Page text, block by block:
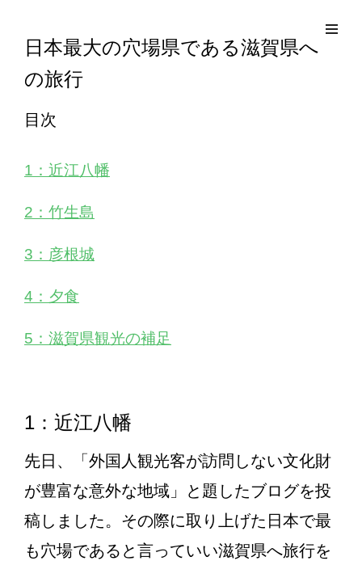
EDO KAGURA
Authentic Traditional Cultural Experiences
日本最大の穴場県である滋賀県へ
の旅行
目次
1：近江八幡
2：竹生島
3：彦根城
4：夕食
5：滋賀県観光の補足
1：近江八幡
先日、「外国人観光客が訪問しない文化財
が豊富な意外な地域」と題したブログを投
稿しました。その際に取り上げた日本で最
も穴場であると言っていい滋賀県へ旅行を